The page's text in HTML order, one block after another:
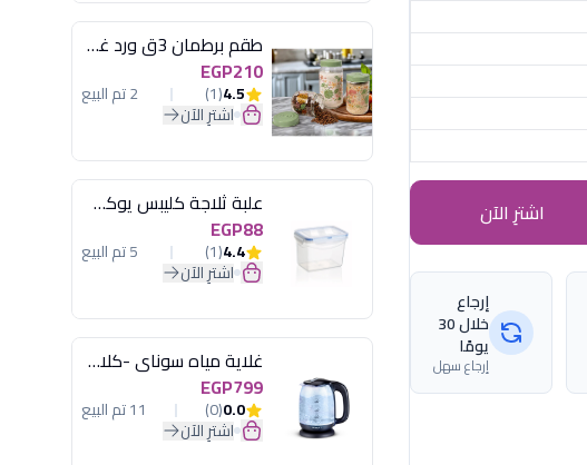
اشترِ الآن
إرجاع
خلال 30
يومًا
إرجاع سهل
طقم برطمان 3ق ورد غطاء مينت جرين هيريفين
EGP210
4.5
(1) 2 تم البيع
اشترِ الآن
علبة ثلاجة كليبس يوكسان
EGP88
4.4
(1) 5 تم البيع
اشترِ الآن
غلاية مياه سوناي -كلاسيك 2200 وات، 1.7 لتر زجاج اضائة ليد - MAR-3752
EGP799
0.0
(0) 11 تم البيع
اشترِ الآن